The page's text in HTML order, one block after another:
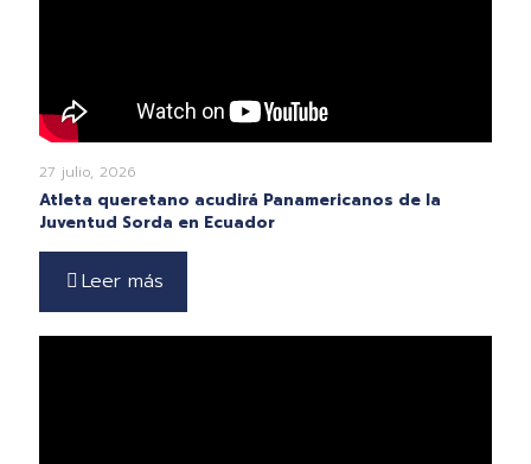
27 julio, 2026
Atleta queretano acudirá Panamericanos de la
Juventud Sorda en Ecuador
Leer más